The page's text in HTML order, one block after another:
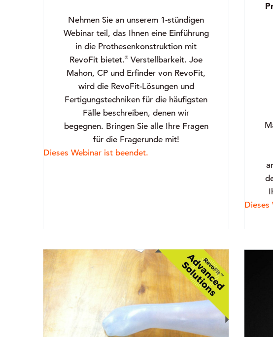
Nehmen Sie an unserem 1-stündigen
Webinar teil, das Ihnen eine Einführung
in die Prothesenkonstruktion mit
RevoFit bietet.® Verstellbarkeit. Joe
Mahon, CP und Erfinder von RevoFit,
wird die RevoFit-Lösungen und
Fertigungstechniken für die häufigsten
Fälle beschreiben, denen wir
begegnen. Bringen Sie alle Ihre Fragen
für die Fragerunde mit!
Dieses Webinar ist beendet.
Dieses